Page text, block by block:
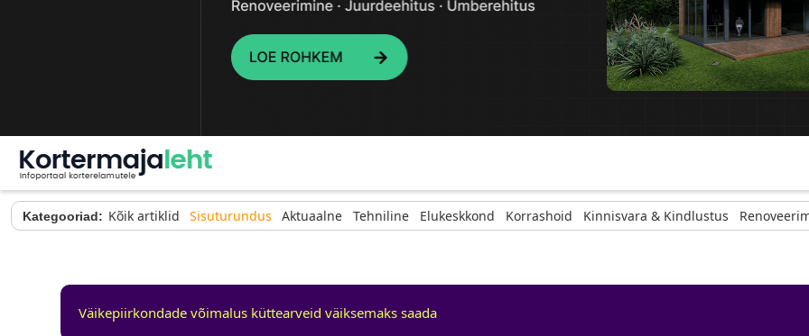
Kategooriad: Kõik artiklid Sisuturundus Aktuaalne Tehniline Elukeskkond Korrashoid Kinnisvara & Kindlustus
Väikepiirkondade võimalus küttearveid väiksemaks saada